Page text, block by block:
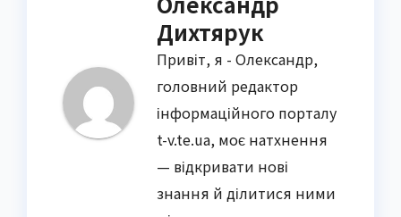
Дихтярук
Привіт, я - Олександр,
головний редактор
інформаційного порталу
t-v.te.ua, моє натхнення
— відкривати нові
знання й ділитися ними